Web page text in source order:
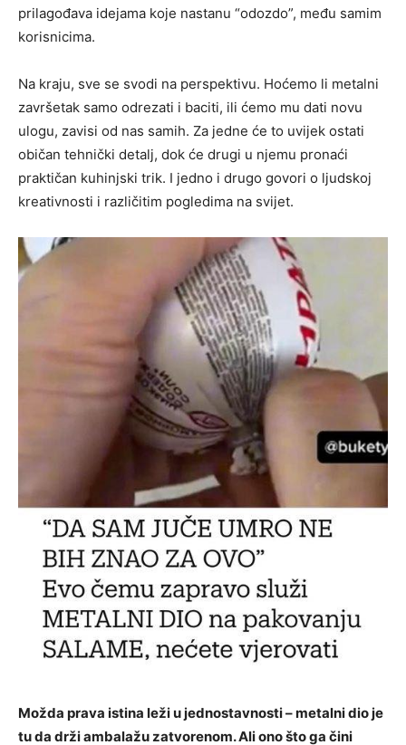
prilagođava idejama koje nastanu “odozdo”, među samim
korisnicima.
Na kraju, sve se svodi na perspektivu. Hoćemo li metalni
završetak samo odrezati i baciti, ili ćemo mu dati novu
ulogu, zavisi od nas samih. Za jedne će to uvijek ostati
običan tehnički detalj, dok će drugi u njemu pronaći
praktičan kuhinjski trik. I jedno i drugo govori o ljudskoj
kreativnosti i različitim pogledima na svijet.
Možda prava istina leži u jednostavnosti – metalni dio je
tu da drži ambalažu zatvorenom. Ali ono što ga čini